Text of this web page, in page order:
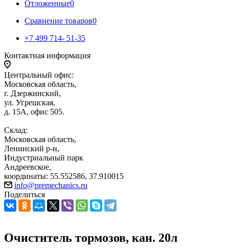
Отложенные0
Сравнение товаров0
+7 499 714- 51-35
Контактная информация
Центральный офис:
Московская область,
г. Дзержинский,
ул. Угрешская,
д. 15А, офис 505.
Склад:
Московская область,
Ленинский р-н,
Индустриальный парк
Андреевское,
координаты: 55.552586, 37.910015
info@premechanics.ru
Поделиться
Очиститель тормозов, кан. 20л